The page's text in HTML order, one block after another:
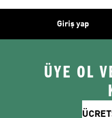
Giriş yap
ÜYE OL